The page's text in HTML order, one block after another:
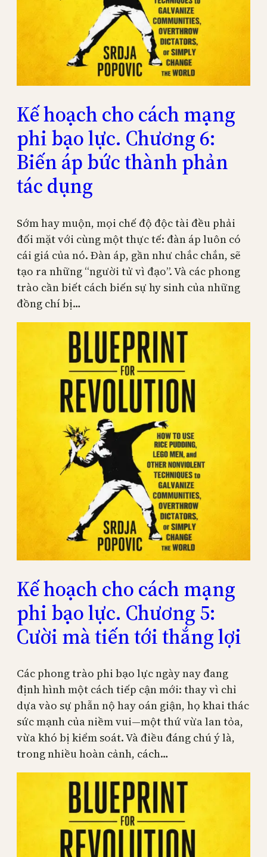
Kế hoạch cho cách mạng
phi bạo lực. Chương 6:
Biến áp bức thành phản
tác dụng
Sớm hay muộn, mọi chế độ độc tài đều phải
đối mặt với cùng một thực tế: đàn áp luôn có
cái giá của nó. Đàn áp, gần như chắc chắn, sẽ
tạo ra những “người tử vì đạo”. Và các phong
trào cần biết cách biến sự hy sinh của những
đồng chí bị…
Kế hoạch cho cách mạng
phi bạo lực. Chương 5:
Cười mà tiến tới thắng lợi
Các phong trào phi bạo lực ngày nay đang
định hình một cách tiếp cận mới: thay vì chỉ
dựa vào sự phẫn nộ hay oán giận, họ khai thác
sức mạnh của niềm vui—một thứ vừa lan tỏa,
vừa khó bị kiểm soát. Và điều đáng chú ý là,
trong nhiều hoàn cảnh, cách…